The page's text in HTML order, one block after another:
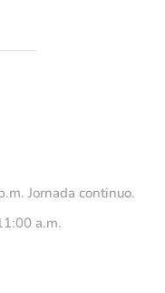
Jornada continuo.
a.m.